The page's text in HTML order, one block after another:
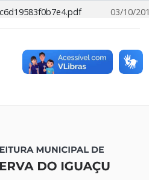
03/10/